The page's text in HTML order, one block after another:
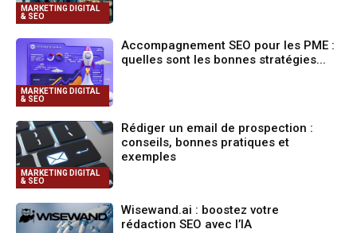
MARKETING DIGITAL
& SEO
MARKETING DIGITAL
& SEO
Accompagnement SEO pour les PME :
quelles sont les bonnes stratégies...
MARKETING DIGITAL
& SEO
Rédiger un email de prospection :
conseils, bonnes pratiques et
exemples
Wisewand.ai : boostez votre
rédaction SEO avec l’IA